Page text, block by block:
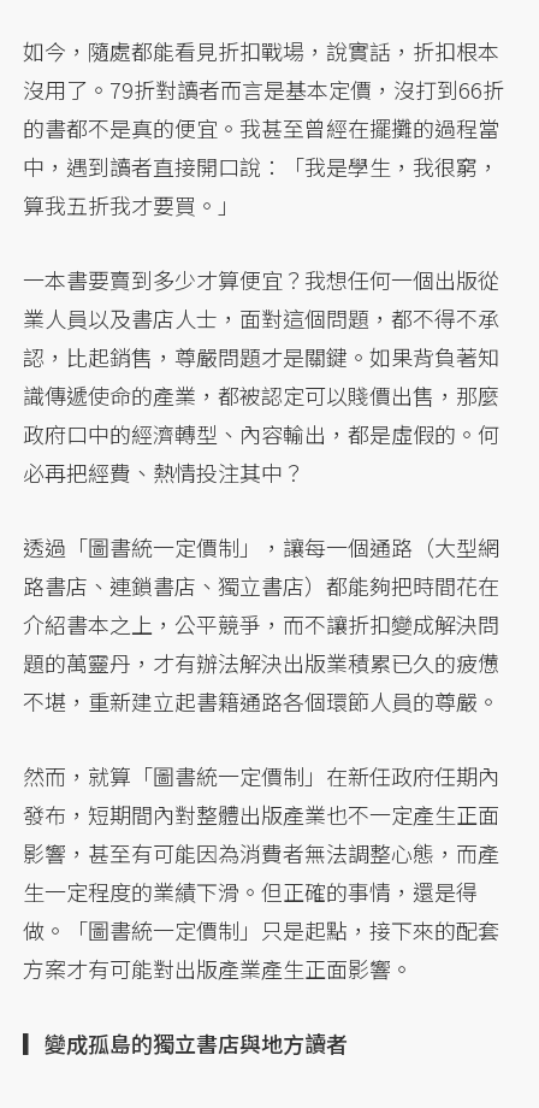
如今，隨處都能看見折扣戰場，說實話，折扣根本
沒用了。79折對讀者而言是基本定價，沒打到66折
的書都不是真的便宜。我甚至曾經在擺攤的過程當
中，遇到讀者直接開口說：「我是學生，我很窮，
算我五折我才要買。」
一本書要賣到多少才算便宜？我想任何一個出版從
業人員以及書店人士，面對這個問題，都不得不承
認，比起銷售，尊嚴問題才是關鍵。如果背負著知
識傳遞使命的產業，都被認定可以賤價出售，那麼
政府口中的經濟轉型、內容輸出，都是虛假的。何
必再把經費、熱情投注其中？
透過「圖書統一定價制」，讓每一個通路（大型網
路書店、連鎖書店、獨立書店）都能夠把時間花在
介紹書本之上，公平競爭，而不讓折扣變成解決問
題的萬靈丹，才有辦法解決出版業積累已久的疲憊
不堪，重新建立起書籍通路各個環節人員的尊嚴。
然而，就算「圖書統一定價制」在新任政府任期內
發布，短期間內對整體出版產業也不一定產生正面
影響，甚至有可能因為消費者無法調整心態，而產
生一定程度的業績下滑。但正確的事情，還是得
做。「圖書統一定價制」只是起點，接下來的配套
方案才有可能對出版產業產生正面影響。
▎變成孤島的獨立書店與地方讀者